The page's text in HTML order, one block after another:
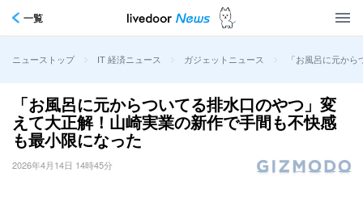
一覧
ニューストップ > IT 経済ニュース > ガジェットニュース > 「お風呂に元か
「お風呂に元からついてる排水口のやつ」変
えて大正解！山崎実業の新作で手間も不快感
も最小限になった
2026年4月14日 14時45分